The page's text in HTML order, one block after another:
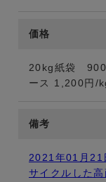
価格
20kg紙袋 900
ース 1,200円/
備考
2021年01月21
サイクルした